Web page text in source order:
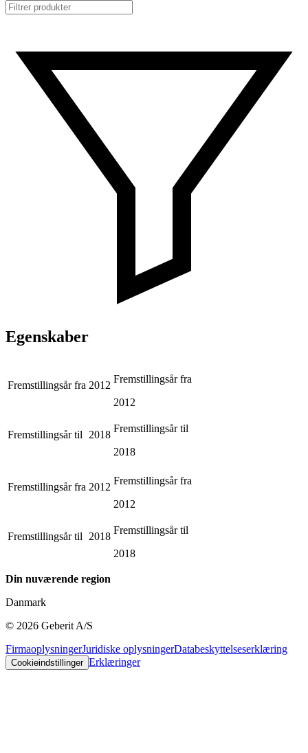
Egenskaber
Fremstillingsår fra 2012
Fremstillingsår fra
2012
Fremstillingsår til 2018
Fremstillingsår til
2018
Fremstillingsår fra 2012
Fremstillingsår fra
2012
Fremstillingsår til 2018
Fremstillingsår til
2018
Din nuværende region
Danmark
© 2026 Geberit A/S
FirmaoplysningerJuridiske oplysningerDatabeskyttelseserklæring
Cookieindstillinger Erklæringer